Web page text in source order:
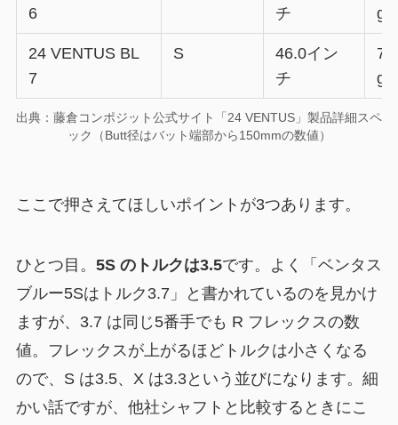
6
チ
g
24 VENTUS BL
7
S
46.0イン
チ
g
出典：藤倉コンポジット公式サイト「24 VENTUS」製品詳細スペ
ック（Butt径はバット端部から150mmの数値）
ここで押さえてほしいポイントが3つあります。
ひとつ目。 5S のトルクは3.5です。よく「ベンタス
ブルー5Sはトルク3.7」と書かれているのを見かけ
ますが、3.7 は同じ5番手でも R フレックスの数
値。フレックスが上がるほどトルクは小さくなる
ので、S は3.5、X は3.3という並びになります。細
かい話ですが、他社シャフトと比較するときにこ